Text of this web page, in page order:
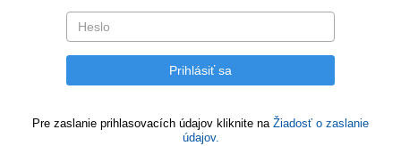
Pre zaslanie prihlasovacích údajov kliknite na Žiadosť o zaslanie
údajov.